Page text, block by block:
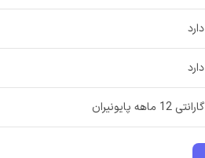
دارد
دارد
گارانتی 12 ماهه پایونیران